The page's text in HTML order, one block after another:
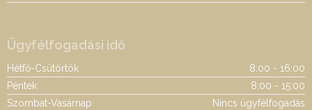
Ügyfélfogadási idő
Hétfő-Csütörtök
8:00 - 16:00
Péntek
8:00 - 15:00
Szombat-Vasárnap
Nincs ügyfélfogadás